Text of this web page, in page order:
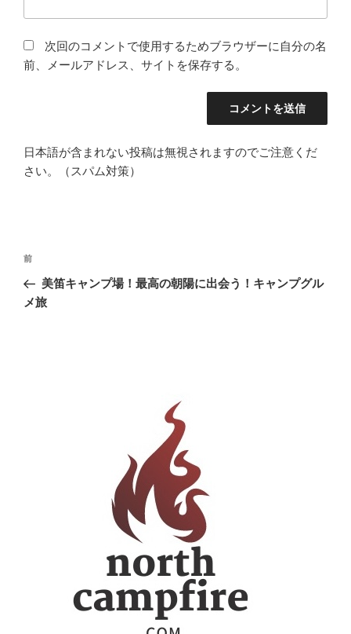
次回のコメントで使用するためブラウザーに自分の名
前、メールアドレス、サイトを保存する。
日本語が含まれない投稿は無視されますのでご注意くだ
さい。（スパム対策）
投
ナ
前
の
投
前
美笛キャンプ場！最高の朝陽に出会う！キャンプグル
メ旅